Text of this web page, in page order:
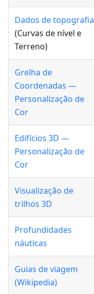
Dados de topografia
(Curvas de nível e
Terreno)
Grelha de
Coordenadas —
Personalização de
Cor
Edifícios 3D —
Personalização de
Cor
Visualização de
trilhos 3D
Profundidades
náuticas
Guias de viagem
(Wikipedia)